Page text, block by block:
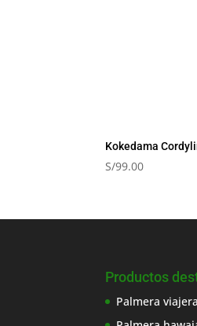
Kokedama
S/99.00
Productos
Palmera viajera